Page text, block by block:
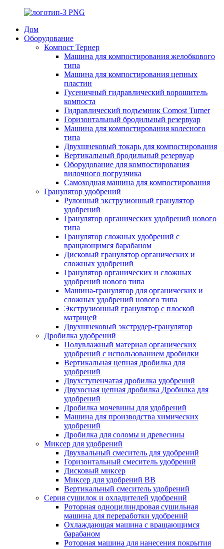
Дом
Оборудование
Компост Тернер
Машина для компостирования желобкового
типа
Машина для компостирования цепных
пластин
Гусеничный гидравлический ворошитель
компоста
Гидравлический подъемник Comost Turner
Горизонтальный бродильный резервуар
Машина для компостирования колесного
типа
Двухшнековый токарь для компостирования
Вертикальный бродильный резервуар
Оборудование для компостирования
вилочного погрузчика
Самоходная машина для компостирования
Гранулятор удобрений
Рулонный экструзионный гранулятор
удобрений
Гранулятор органических удобрений нового
типа
Гранулятор сложных удобрений с
вращающимся барабаном
Дисковый гранулятор органических и
сложных удобрений
Гранулятор органических и сложных
удобрений нового типа
Машина-гранулятор для органических и
сложных удобрений нового типа
Экструзионный гранулятор с плоской
матрицей
Двухшнековый экструдер-гранулятор
Дробилка удобрений
Полувлажный материал органических
удобрений с использованием дробилки
Вертикальная цепная дробилка для
удобрений
Двухступенчатая дробилка удобрений
Двухосная цепная дробилка Дробилка для
удобрений
Дробилка мочевины для удобрений
Машина для производства химических
удобрений
Дробилка для соломы и древесины
Миксер для удобрений
Двухвальный смеситель для удобрений
Горизонтальный смеситель удобрений
Дисковый миксер
Миксер для удобрений BB
Вертикальный смеситель удобрений
Серия сушилок и охладителей удобрений
Роторная одноцилиндровая сушильная
машина для переработки удобрений
Охлаждающая машина с вращающимся
барабаном
Роторная машина для нанесения покрытия